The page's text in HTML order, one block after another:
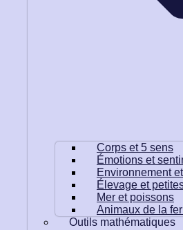
Corps et 5 sens
Émotions et
Environnement
Élevage et
Mer et poissons
Animaux de la
Outils mathématiques